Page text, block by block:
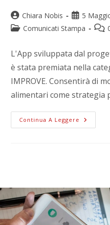
Chiara Nobis
5
Comunicati Stampa
L'App sviluppata dal
è stata premiata nella
IMPROVE. Consentirà di
alimentari come strategia
Continua A Leggere